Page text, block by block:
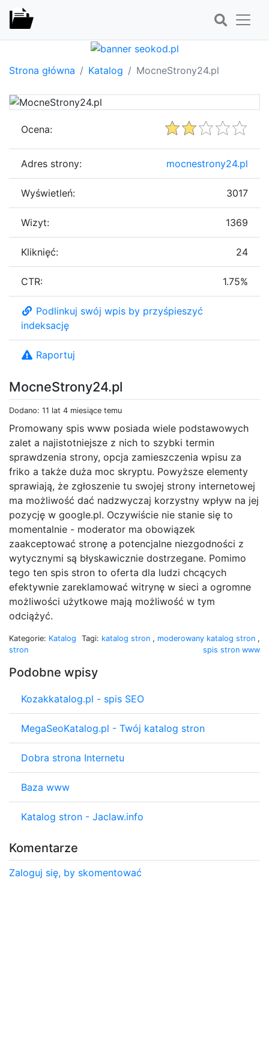
Strona główna Katalog MocneStrony24.pl
MocneStrony24.pl
Dodano: 11 lat 4 miesiące temu
Promowany spis www posiada wiele podstawowych
zalet a najistotniejsze z nich to szybki termin
sprawdzenia strony, opcja zamieszczenia wpisu za
friko a także duża moc skryptu. Powyższe elementy
sprawiają, że zgłoszenie tu swojej strony internetowej
ma możliwość dać nadzwyczaj korzystny wpływ na jej
pozycję w google.pl. Oczywiście nie stanie się to
momentalnie - moderator ma obowiązek
zaakceptować stronę a potencjalne niezgodności z
wytycznymi są błyskawicznie dostrzegane. Pomimo
tego ten spis stron to oferta dla ludzi chcących
efektywnie zareklamować witrynę w sieci a ogromne
możliwości użytkowe mają możliwość w tym
odciążyć.
Kategorie: Katalog
stron
Tagi: katalog stron , moderowany katalog stron ,
spis stron www
Podobne wpisy
Kozakkatalog.pl - spis SEO
MegaSeoKatalog.pl - Twój katalog stron
Dobra strona Internetu
Baza www
Katalog stron - Jaclaw.info
Komentarze
Zaloguj się, by skomentować
Ocena:
Adres strony: mocnestrony24.pl
Wyświetleń: 3017
Wizyt: 1369
Kliknięć: 24
CTR: 1.75%
Podlinkuj swój wpis by przyśpieszyć
indeksację
Raportuj